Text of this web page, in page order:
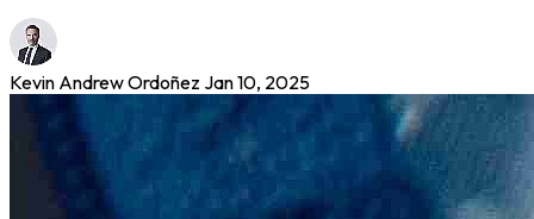
Kevin Andrew Ordoñez Jan 10, 2025